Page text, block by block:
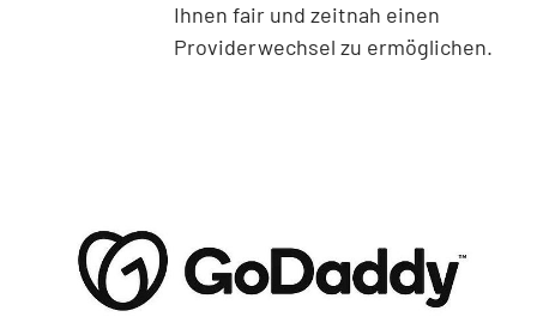
Ihnen fair und zeitnah einen
Providerwechsel zu ermöglichen.